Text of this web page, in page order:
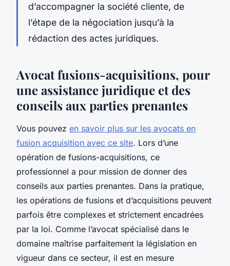
d’accompagner la société cliente, de
l’étape de la négociation jusqu’à la
rédaction des actes juridiques.
Avocat fusions-acquisitions, pour
une assistance juridique et des
conseils aux parties prenantes
Vous pouvez en savoir plus sur les avocats en
fusion acquisition avec ce site. Lors d’une
opération de fusions-acquisitions, ce
professionnel a pour mission de donner des
conseils aux parties prenantes. Dans la pratique,
les opérations de fusions et d’acquisitions peuvent
parfois être complexes et strictement encadrées
par la loi. Comme l’avocat spécialisé dans le
domaine maîtrise parfaitement la législation en
vigueur dans ce secteur, il est en mesure